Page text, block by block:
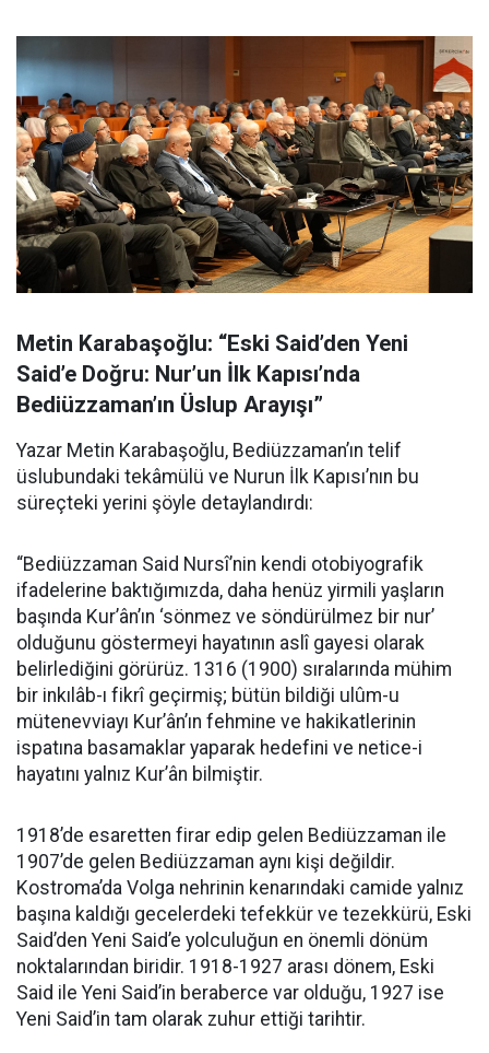
Metin Karabaşoğlu: “Eski Said’den Yeni
Said’e Doğru: Nur’un İlk Kapısı’nda
Bediüzzaman’ın Üslup Arayışı”
Yazar Metin Karabaşoğlu, Bediüzzaman’ın telif
üslubundaki tekâmülü ve Nurun İlk Kapısı’nın bu
süreçteki yerini şöyle detaylandırdı:
“Bediüzzaman Said Nursî’nin kendi otobiyografik
ifadelerine baktığımızda, daha henüz yirmili yaşların
başında Kur’ân’ın ‘sönmez ve söndürülmez bir nur’
olduğunu göstermeyi hayatının aslî gayesi olarak
belirlediğini görürüz. 1316 (1900) sıralarında mühim
bir inkılâb-ı fikrî geçirmiş; bütün bildiği ulûm-u
mütenevviayı Kur’ân’ın fehmine ve hakikatlerinin
ispatına basamaklar yaparak hedefini ve netice-i
hayatını yalnız Kur’ân bilmiştir.
1918’de esaretten firar edip gelen Bediüzzaman ile
1907’de gelen Bediüzzaman aynı kişi değildir.
Kostroma’da Volga nehrinin kenarındaki camide yalnız
başına kaldığı gecelerdeki tefekkür ve tezekkürü, Eski
Said’den Yeni Said’e yolculuğun en önemli dönüm
noktalarından biridir. 1918-1927 arası dönem, Eski
Said ile Yeni Said’in beraberce var olduğu, 1927 ise
Yeni Said’in tam olarak zuhur ettiği tarihtir.